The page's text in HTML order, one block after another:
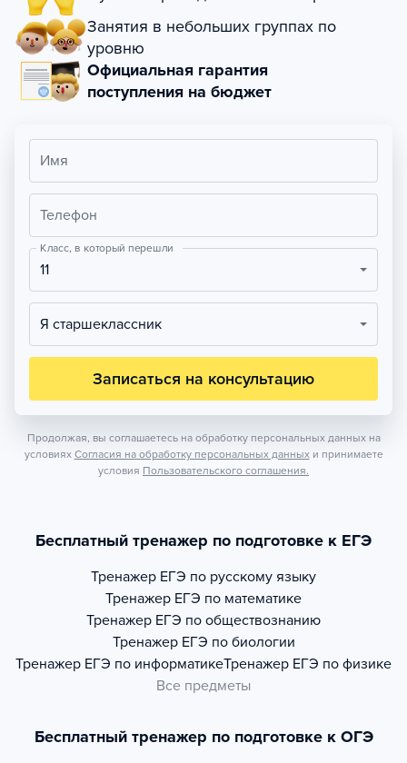
Занятия в небольших группах по
уровню
Официальная гарантия
поступления на бюджет
Имя
Телефон
Класс, в который перешли
11
Я старшеклассник
Записаться на консультацию
Продолжая, вы соглашаетесь на обработку персональных данных на
условиях Согласия на обработку персональных данных и принимаете
условия Пользовательского соглашения.
Бесплатный тренажер по подготовке к ЕГЭ
Тренажер ЕГЭ по русскому языку
Тренажер ЕГЭ по математике
Тренажер ЕГЭ по обществознанию
Тренажер ЕГЭ по биологии
Тренажер ЕГЭ по информатикеТренажер ЕГЭ по физике
Все предметы
Бесплатный тренажер по подготовке к ОГЭ